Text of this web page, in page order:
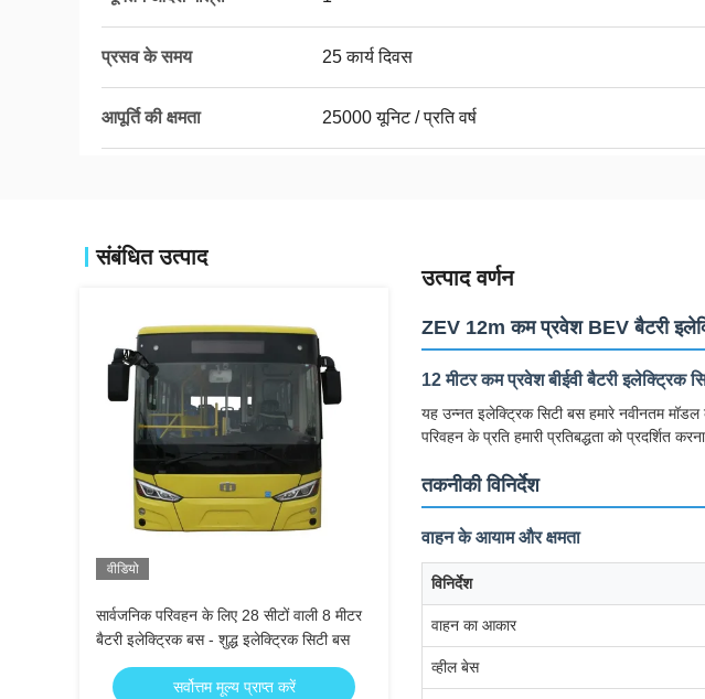
प्रसव के समय 25 कार्य दिवस
आपूर्ति की क्षमता 25000 यूनिट / प्रति वर्ष
संबंधित उत्पाद
वीडियो
सार्वजनिक परिवहन के लिए 28 सीटों वाली 8 मीटर
बैटरी इलेक्ट्रिक बस - शुद्ध इलेक्ट्रिक सिटी बस
सर्वोत्तम मूल्य प्राप्त करें
उत्पाद वर्णन
ZEV 12m कम प्रवेश BEV बैटरी
12 मीटर कम प्रवेश बीईवी बैटरी इलेक्ट्रिक
यह उन्नत इलेक्ट्रिक सिटी बस हमारे नवीनतम मॉडल
परिवहन के प्रति हमारी प्रतिबद्धता को प्रदर्शित करना.
तकनीकी विनिर्देश
वाहन के आयाम और क्षमता
विनिर्देश
वाहन का आकार
व्हील बेस